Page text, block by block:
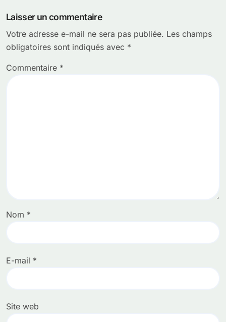
Laisser un commentaire
Votre adresse e-mail ne sera pas publiée. Les champs
obligatoires sont indiqués avec *
Commentaire *
Nom *
E-mail *
Site web